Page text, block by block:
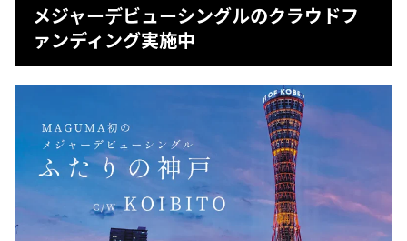
メジャーデビューシングルのクラウドフ
ァンディング実施中